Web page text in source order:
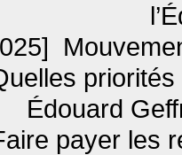
Édouard
payer les